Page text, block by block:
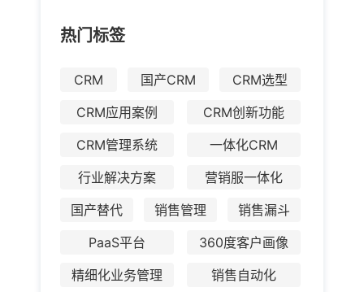
热门标签
CRM 国产CRM
CRM选型
CRM应用案例
CRM创新功能
CRM管理系统
一体化CRM
行业解决方案
营销服一体化
国产替代
销售管理
销售漏斗
PaaS平台
360度客户画像
精细化业务管理
销售自动化